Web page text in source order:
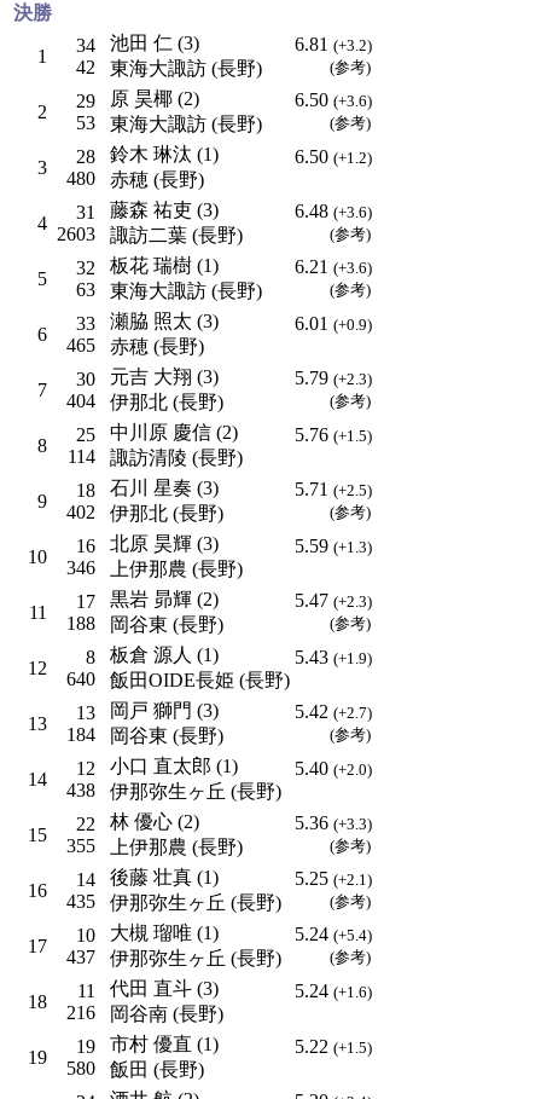
決勝
1
34
42
池田 仁 (3)
東海大諏訪 (長野)
6.81 (+3.2)
(参考)
2
29
53
原 昊椰 (2)
東海大諏訪 (長野)
6.50 (+3.6)
(参考)
3
28
480
鈴木 琳汰 (1)
赤穂 (長野)
6.50 (+1.2)
4
31
2603
藤森 祐吏 (3)
諏訪二葉 (長野)
6.48 (+3.6)
(参考)
5
32
63
板花 瑞樹 (1)
東海大諏訪 (長野)
6.21 (+3.6)
(参考)
6
33
465
瀬脇 照太 (3)
赤穂 (長野)
6.01 (+0.9)
7
30
404
元吉 大翔 (3)
伊那北 (長野)
5.79 (+2.3)
(参考)
8
25
114
中川原 慶信 (2)
諏訪清陵 (長野)
5.76 (+1.5)
9
18
402
石川 星奏 (3)
伊那北 (長野)
5.71 (+2.5)
(参考)
10
16
346
北原 昊輝 (3)
上伊那農 (長野)
5.59 (+1.3)
11
17
188
黒岩 昴輝 (2)
岡谷東 (長野)
5.47 (+2.3)
(参考)
12
8
640
板倉 源人 (1)
飯田OIDE長姫 (長野)
5.43 (+1.9)
13
13
184
岡戸 獅門 (3)
岡谷東 (長野)
5.42 (+2.7)
(参考)
14
12
438
小口 直太郎 (1)
伊那弥生ヶ丘 (長野)
5.40 (+2.0)
15
22
355
林 優心 (2)
上伊那農 (長野)
5.36 (+3.3)
(参考)
16
14
435
後藤 壮真 (1)
伊那弥生ヶ丘 (長野)
5.25 (+2.1)
(参考)
17
10
437
大槻 瑠唯 (1)
伊那弥生ヶ丘 (長野)
5.24 (+5.4)
(参考)
18
11
216
代田 直斗 (3)
岡谷南 (長野)
5.24 (+1.6)
19
19
580
市村 優直 (1)
飯田 (長野)
5.22 (+1.5)